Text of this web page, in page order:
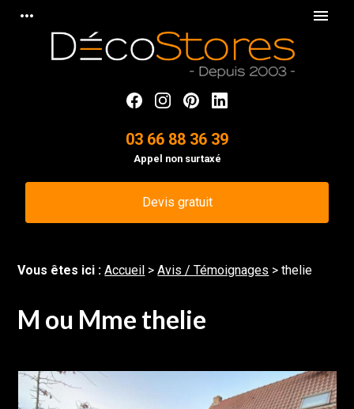
more_horiz menu
03 66 88 36 39
Appel non surtaxé
Devis gratuit
Vous êtes ici :Accueil >Avis / Témoignages >thelie
M ou Mme thelie